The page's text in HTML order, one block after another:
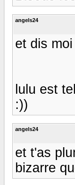
angels24
et dis
lulu est
:))
angels24
et t'as
bizarre